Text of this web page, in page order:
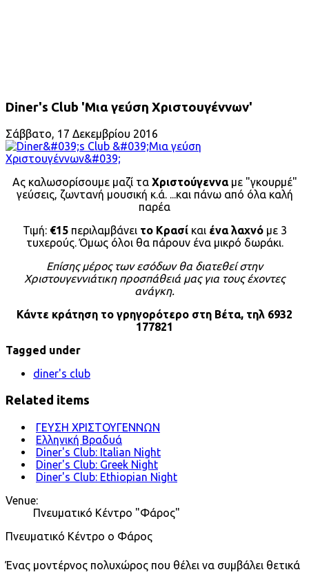
Diner's Club 'Μια γεύση Χριστουγέννων'
Σάββατο, 17 Δεκεμβρίου 2016
Ας καλωσορίσουμε μαζί τα Χριστούγενναμε "γκουρμέ"
γεύσεις, ζωντανή μουσική κ.ά. ...και πάνω από όλα καλή
παρέα
Τιμή: €15περιλαμβάνει το Κρασίκαι ένα λαχνόμε 3
τυχερούς. Όμως όλοι θα πάρουν ένα μικρό δωράκι.
Επίσης μέρος των εσόδων θα διατεθεί στην
Χριστουγεννιάτικη προσπάθειά μας για τους έχοντες
ανάγκη.
Κάντε κράτηση το γρηγορότερο στη Βέτα, τηλ 6932
177821
Tagged under
diner's club
Related items
ΓΕΥΣΗ ΧΡΙΣΤΟΥΓΕΝΝΩΝ
Ελληνική Βραδυά
Diner's Club: Italian Night
Diner's Club: Greek Night
Diner's Club: Ethiopian Night
Venue:
Πνευματικό Κέντρο "Φάρος"
Πνευματικό Κέντρο ο Φάρος
Ένας μοντέρνος πολυχώρος που θέλει να συμβάλει θετικά